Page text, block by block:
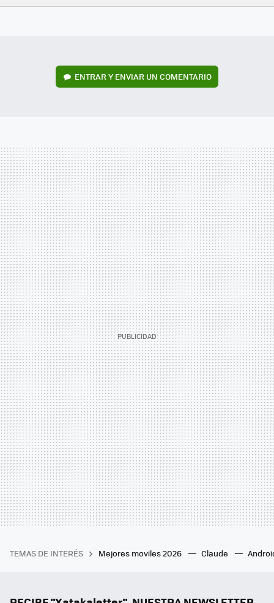
FACEBOOK
TWITTERFLIPBOARD
E-
WHATSAPP
ENTRAR Y ENVIAR UN COMENTARIO
TEMAS DE INTERÉS Mejores moviles 2026 Claude